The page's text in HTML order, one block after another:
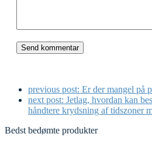
previous post: Er der mangel på
next post: Jetlag, hvordan kan
håndtere krydsning af tidszoner
Bedst bedømte produkter